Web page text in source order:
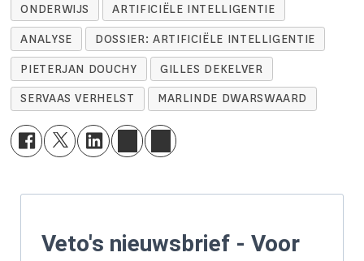
ONDERWIJS ARTIFICIËLE INTELLIGENTIE
ANALYSE DOSSIER: ARTIFICIËLE INTELLIGENTIE
PIETERJAN DOUCHY GILLES DEKELVER
SERVAAS VERHELST MARLINDE DWARSWAARD
Veto's nieuwsbrief - Voor